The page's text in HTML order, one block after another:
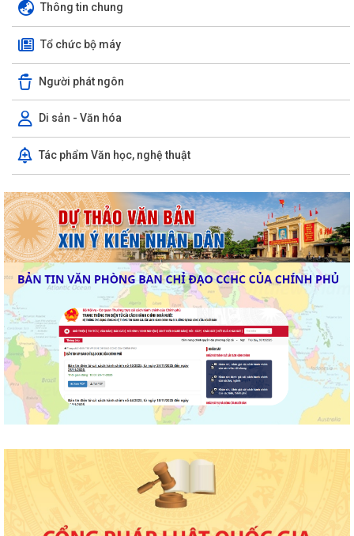
Thông tin chung
Tổ chức bộ máy
Người phát ngôn
Di sản - Văn hóa
Tác phẩm Văn học, nghệ thuật